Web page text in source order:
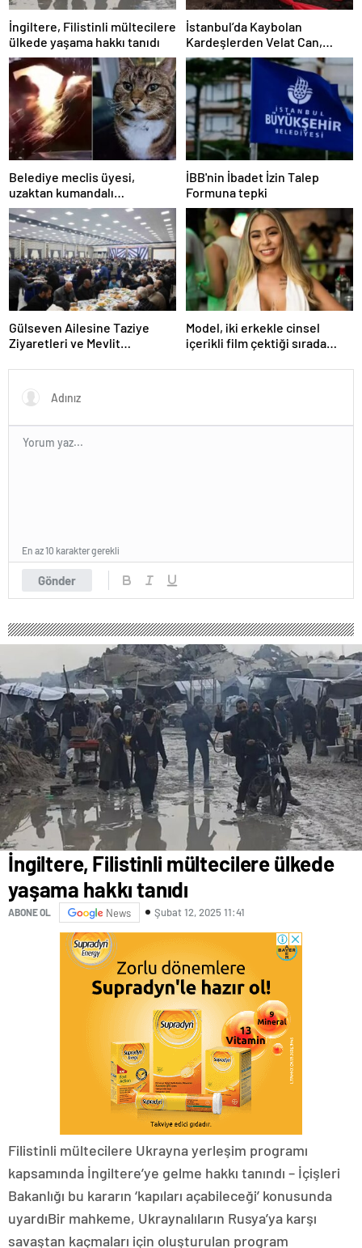
İngiltere, Filistinli mültecilere
ülkede yaşama hakkı tanıdı
İstanbul’da Kaybolan
Kardeşlerden Velat Can,
Diyarbakır’da Toprağa Verildi
Belediye meclis üyesi,
uzaktan kumandalı
patlayıcıyla kediyi havaya
uçurmaya çalıştı
İBB'nin İbadet İzin Talep
Formuna tepki
Gülseven Ailesine Taziye
Ziyaretleri ve Mevlit
Model, iki erkekle cinsel
içerikli film çektiği sırada
kaybetti
Gönder
En az 10 karakter gerekli
İngiltere, Filistinli mültecilere ülkede
yaşama hakkı tanıdı
ABONE OL News Şubat 12, 2025 11:41
Filistinli mültecilere Ukrayna yerleşim programı
kapsamında İngiltere’ye gelme hakkı tanındı – İçişleri
Bakanlığı bu kararın ‘kapıları açabileceği’ konusunda
uyardıBir mahkeme, Ukraynalıların Rusya’ya karşı
savaştan kaçmaları için oluşturulan program